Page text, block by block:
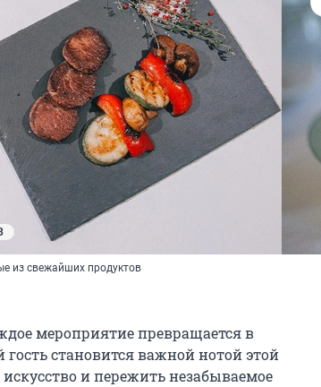
из свежайших продуктов
мероприятие превращается в
становится важной нотой этой
и пережить незабываемое